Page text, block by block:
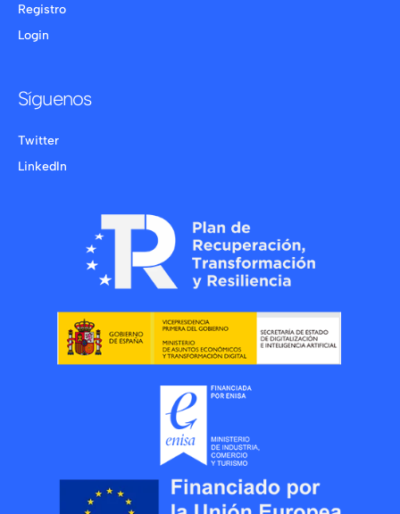
Registro
Login
Síguenos
Twitter
LinkedIn